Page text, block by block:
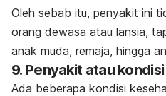
Oleh sebab itu, penyakit ini
orang dewasa atau lansia,
anak muda, remaja, hingga
9. Penyakit atau
Ada beberapa kondisi